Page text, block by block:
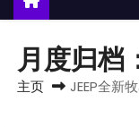
月度归档
主页 JEEP全新